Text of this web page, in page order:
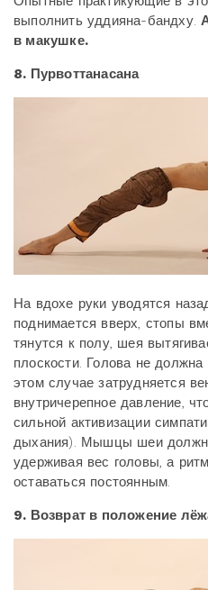
выполнить уддияна-бандху.
в макушке.
8. Пурвоттанасана
На вдохе руки уводятся
поднимается вверх, стопы
тянутся к полу, шея
плоскости. Голова не
этом случае затрудняется
внутричерепное давление,
сильной активизации
дыхания). Мышцы шеи
удерживая вес головы, а
оставаться постоянным.
9. Возврат в положение